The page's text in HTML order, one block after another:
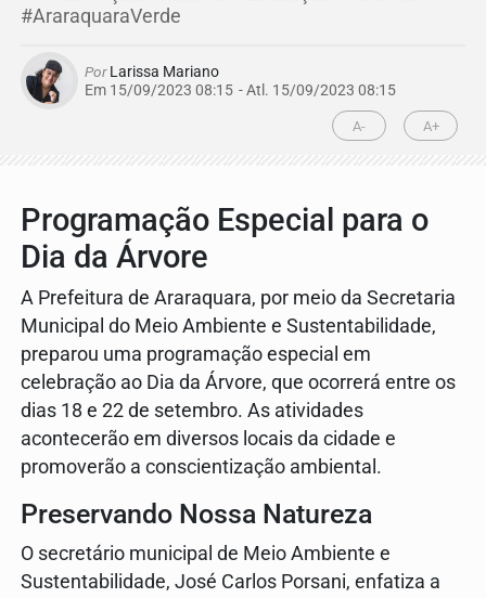
#AraraquaraVerde
PorLarissa Mariano
Em 15/09/2023 08:15 - Atl. 15/09/2023 08:15
A- A+
Programação Especial para o
Dia da Árvore
A Prefeitura de Araraquara, por meio da Secretaria
Municipal do Meio Ambiente e Sustentabilidade,
preparou uma programação especial em
celebração ao Dia da Árvore, que ocorrerá entre os
dias 18 e 22 de setembro. As atividades
acontecerão em diversos locais da cidade e
promoverão a conscientização ambiental.
Preservando Nossa Natureza
O secretário municipal de Meio Ambiente e
Sustentabilidade, José Carlos Porsani, enfatiza a